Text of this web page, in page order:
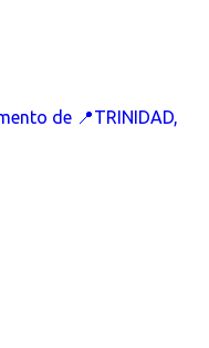
de 📍TRINIDAD,